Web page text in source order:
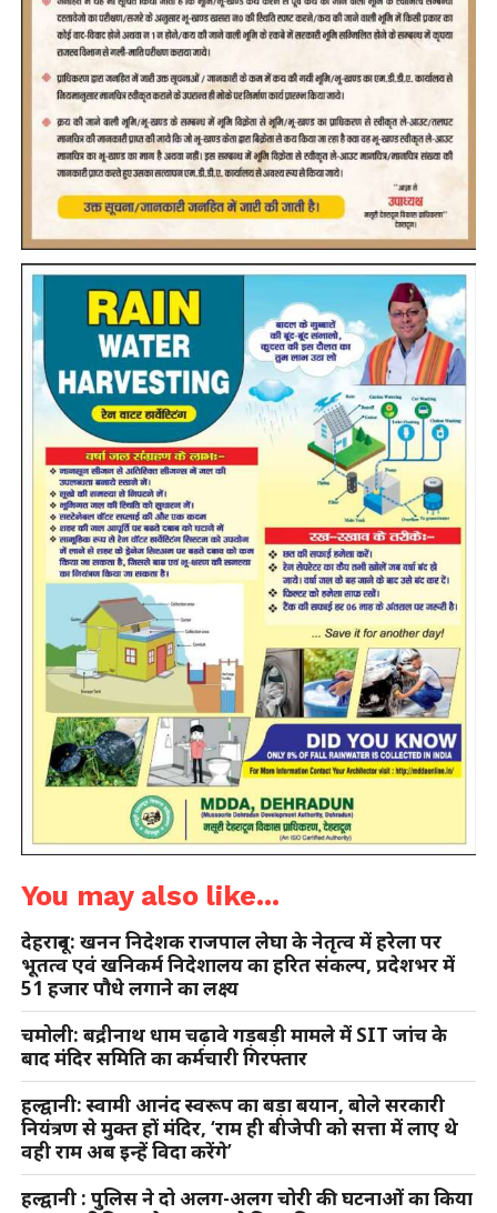
You may also like...
देहरादून: खनन निदेशक राजपाल लेघा के नेतृत्व में हरेला पर
भूतत्व एवं खनिकर्म निदेशालय का हरित संकल्प, प्रदेशभर में
51 हजार पौधे लगाने का लक्ष्य
चमोली: बद्रीनाथ धाम चढ़ावे गड़बड़ी मामले में SIT जांच के
बाद मंदिर समिति का कर्मचारी गिरफ्तार
हल्द्वानी: स्वामी आनंद स्वरूप का बड़ा बयान, बोले सरकारी
नियंत्रण से मुक्त हों मंदिर, ‘राम ही बीजेपी को सत्ता में लाए थे
वही राम अब इन्हें विदा करेंगे’
हल्द्वानी : पुलिस ने दो अलग-अलग चोरी की घटनाओं का किया